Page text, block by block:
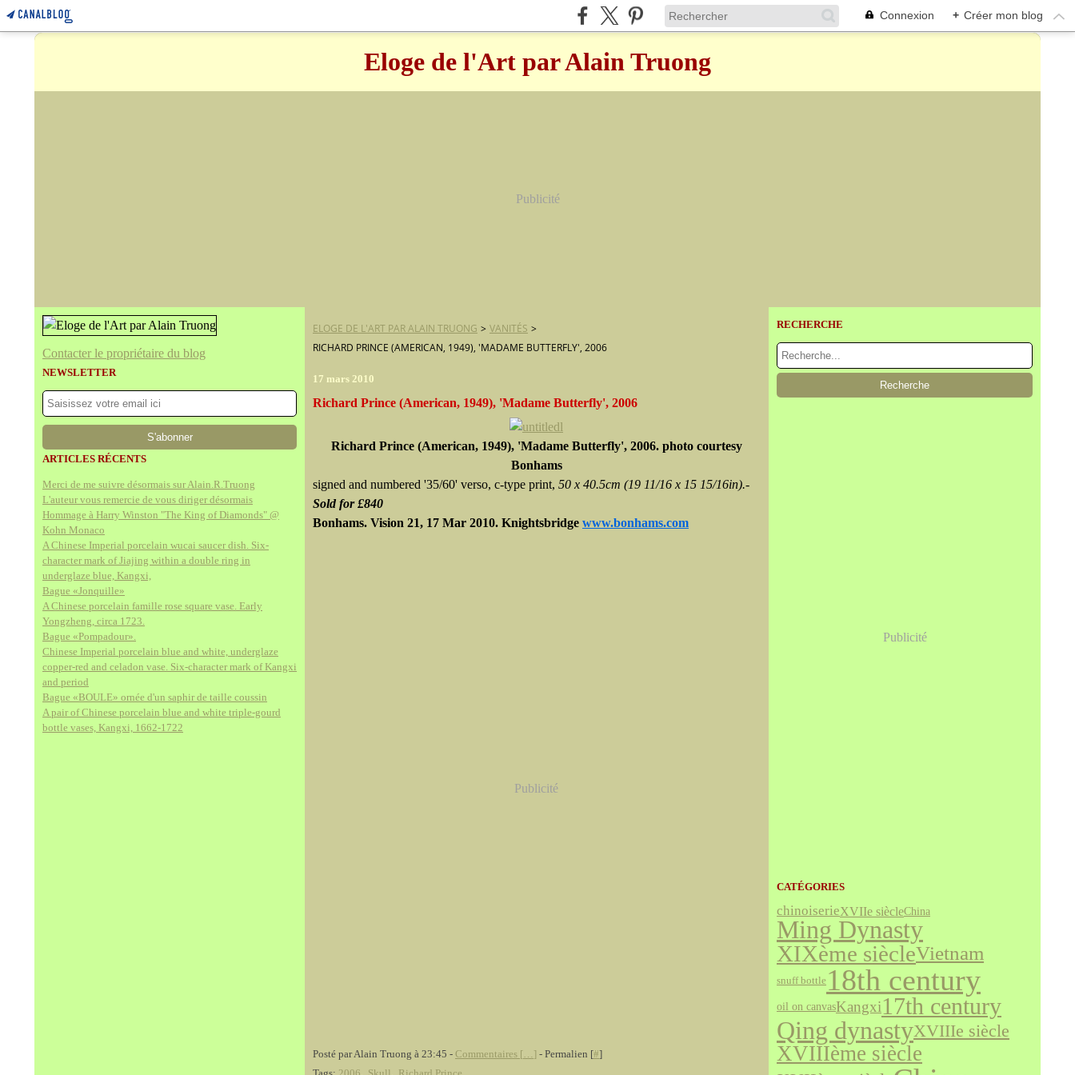
Connexion + Créer mon blog
Eloge de l'Art par Alain Truong
Publicité
Contacter le propriétaire du blog
NEWSLETTER
ARTICLES RÉCENTS
Merci de me suivre désormais sur Alain.R.Truong
L'auteur vous remercie de vous diriger désormais
Hommage à Harry Winston "The King of Diamonds" @
Kohn Monaco
A Chinese Imperial porcelain wucai saucer dish. Six-
character mark of Jiajing within a double ring in
underglaze blue, Kangxi,
Bague «Jonquille»
A Chinese porcelain famille rose square vase. Early
Yongzheng, circa 1723.
Bague «Pompadour».
Chinese Imperial porcelain blue and white, underglaze
copper-red and celadon vase. Six-character mark of Kangxi
and period
Bague «BOULE» ornée d'un saphir de taille coussin
A pair of Chinese porcelain blue and white triple-gourd
bottle vases, Kangxi, 1662-1722
ELOGE DE L'ART PAR ALAIN TRUONG > VANITÉS >
RICHARD PRINCE (AMERICAN, 1949), 'MADAME BUTTERFLY', 2006
17 mars 2010
Richard Prince (American, 1949), 'Madame Butterfly', 2006
Richard Prince (American, 1949), 'Madame Butterfly', 2006. photo courtesy
Bonhams
signed and numbered '35/60' verso, c-type print, 50 x 40.5cm (19 11/16 x 15 15/16in).-
Sold for £840
Bonhams. Vision 21, 17 Mar 2010. Knightsbridge www.bonhams.com
Publicité
Posté par Alain Truong à 23:45 - Commentaires [… ] - Permalien [#]
RECHERCHE
Publicité
CATÉGORIES
chinoiserieXVIIe siècleChina
Ming Dynasty
XIXème siècleVietnam
snuff bottle 18th century
oil on canvasKangxi17th century
Qing dynastyXVIIIe siècle
XVIIIème siècle